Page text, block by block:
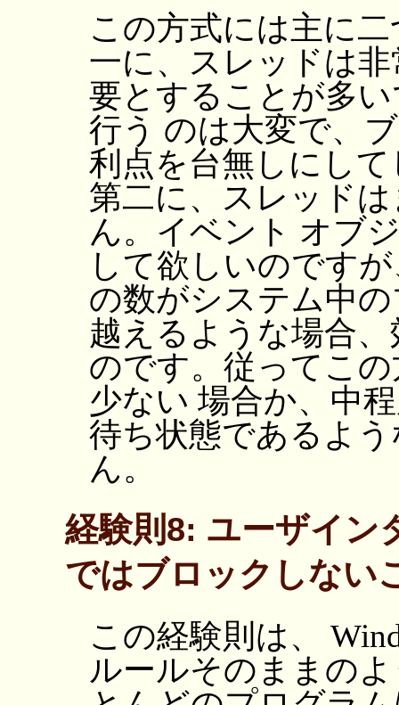
この方式には主に
一に、スレッドは
要とすることが多
行う のは大変で、
利点を台無しにし
第二に、スレッド
ん。イベント オブ
して欲しいのです
の数がシステム中
越えるような場合
のです。従ってこ
少ない 場合か、中
待ち状態であるよ
ん。
経験則8: ユーザイン
ではブロックしない
この経験則は、
ルールそのままの